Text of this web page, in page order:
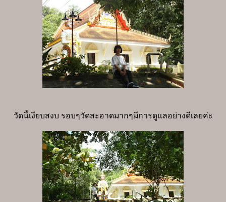
วัดนี้เงียบสงบ รอบๆวัดสะอาดมากๆมีการดูแลอย่างดีเลยค่ะ